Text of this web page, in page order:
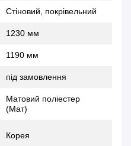
Стіновий, покрівельний
1230 мм
1190 мм
під замовлення
Матовий поліестер
(Мат)
Корея